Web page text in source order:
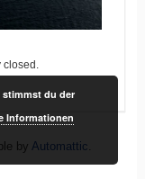
by Automattic
stimmst du der
Informationen